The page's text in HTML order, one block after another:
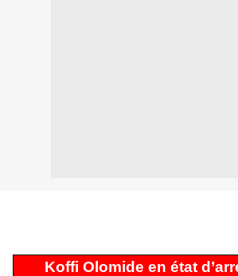
Koffi Olomide en état